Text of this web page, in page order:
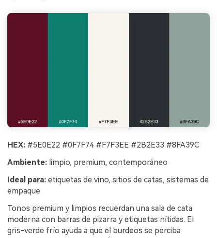
HEX: #5E0E22 #0F7F74 #F7F3EE #2B2E33 #8FA39C
Ambiente: limpio, premium, contemporáneo
Ideal para: etiquetas de vino, sitios de catas, sistemas de
empaque
Tonos premium y limpios recuerdan una sala de cata
moderna con barras de pizarra y etiquetas nítidas. El
gris-verde frío ayuda a que el burdeos se perciba